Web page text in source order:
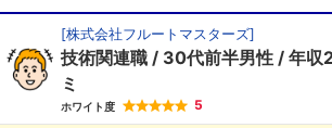
[株式会社フルートマスターズ]
技術関連職 30代前半男性 年収
ミ
ホワイト度 5